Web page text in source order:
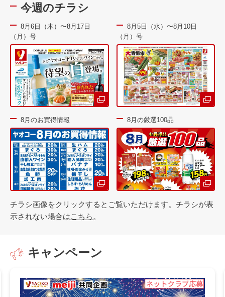
今週のチラシ
8月6日（木）〜8月17日
（月）号
8月5日（水）〜8月10日
（月）号
8月のお買得情報 8月の厳選100品
チラシ画像をクリックするとご覧いただけます。チラシが表
示されない場合はこちら 。
キャンペーン